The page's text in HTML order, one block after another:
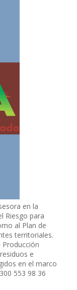
en la
Riesgo para
al Plan de
territoriales.
Producción
e
en el marco
553 98 36